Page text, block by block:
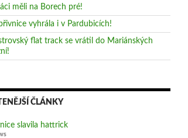
měli na Borech pré!
vyhrála i v Pardubicích!
flat track se vrátil do Mariánských
ČLÁNKY
slavila hattrick